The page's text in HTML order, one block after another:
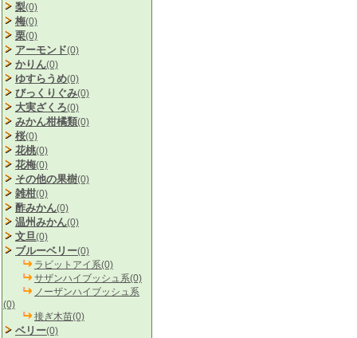
梨(0)
梅(0)
栗(0)
アーモンド(0)
かりん(0)
ゆすらうめ(0)
びっくりぐみ(0)
大実ざくろ(0)
みかん柑橘類(0)
桜(0)
花桃(0)
花梅(0)
その他の果樹(0)
雑柑(0)
酢みかん(0)
温州みかん(0)
文旦(0)
ブルーベリー(0)
ラビットアイ系(0)
サザンハイブッシュ系(0)
ノーザンハイブッシュ系
(0)
接ぎ木苗(0)
ベリー(0)